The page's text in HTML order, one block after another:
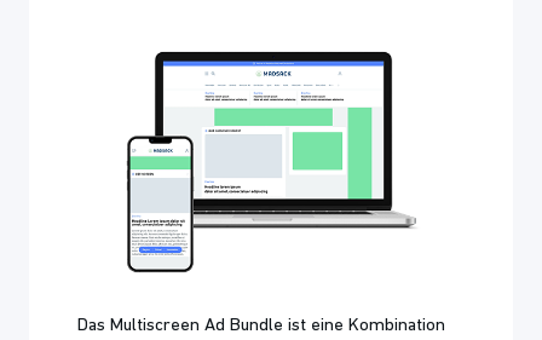
Das Multiscreen Ad Bundle ist eine Kombination